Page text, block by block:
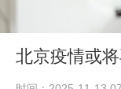
北京疫情或